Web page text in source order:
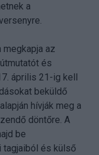
a
az
és
április 21-ig kell
beküldő
hívják meg a
döntőre. A
be
tagjaiból és külső